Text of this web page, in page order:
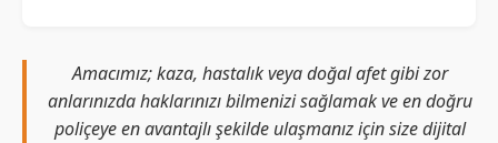
Amacımız; kaza, hastalık veya doğal afet gibi zor
anlarınızda haklarınızı bilmenizi sağlamak ve en doğru
poliçeye en avantajlı şekilde ulaşmanız için size dijital